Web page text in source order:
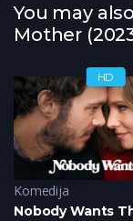
You may
Mother
HD
Komedija
Nobody Wants